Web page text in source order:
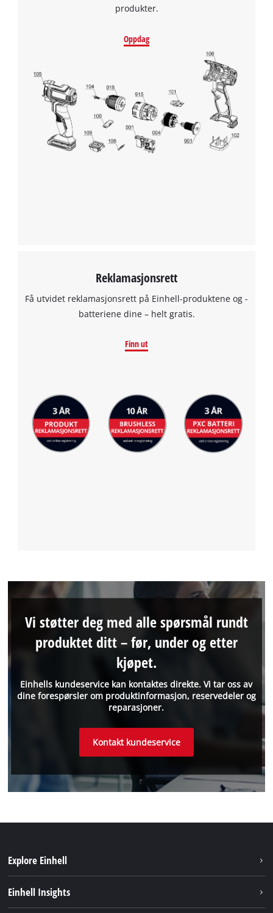
produkter.
Oppdag
Reklamasjonsrett
Få utvidet reklamasjonsrett på Einhell-produktene og -
batteriene dine – helt gratis.
Finn ut
Einhells kundeservice kan kontaktes direkte. Vi tar oss av
dine forespørsler om produktinformasjon, reservedeler og
reparasjoner.
Vi støtter deg med alle spørsmål rundt
produktet ditt – før, under og etter
kjøpet.
Kontakt kundeservice
Explore Einhell
Einhell Insights